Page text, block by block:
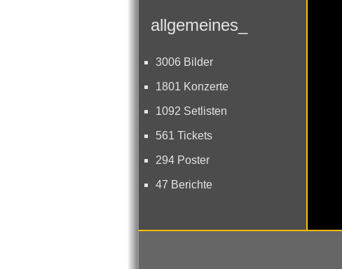
allgemeines_
3006 Bilder
1801 Konzerte
1092 Setlisten
561 Tickets
294 Poster
47 Berichte